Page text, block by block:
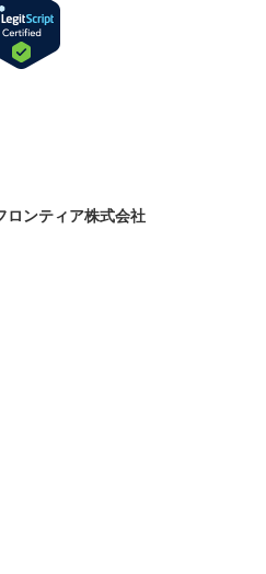
ンティア株式会社